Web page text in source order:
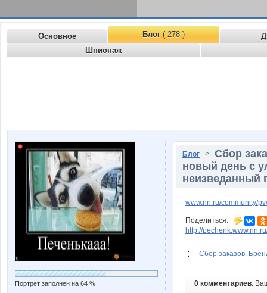
Основное Блог( 278 )
Шпионаж
Портрет заполнен на 64 %
Блог > Сбор
новый день с
неизведанный
www.nn.ru/community/
Поделиться:
http://
Сбор заказов.
0 комментариев.